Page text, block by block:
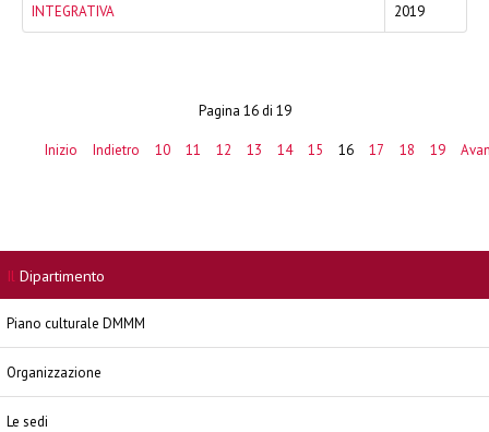
INTEGRATIVA
2019
Pagina 16 di 19
Inizio Indietro 10 11 12 13 14 15 16 17 18 19
Il Dipartimento
Piano culturale DMMM
Organizzazione
Le sedi